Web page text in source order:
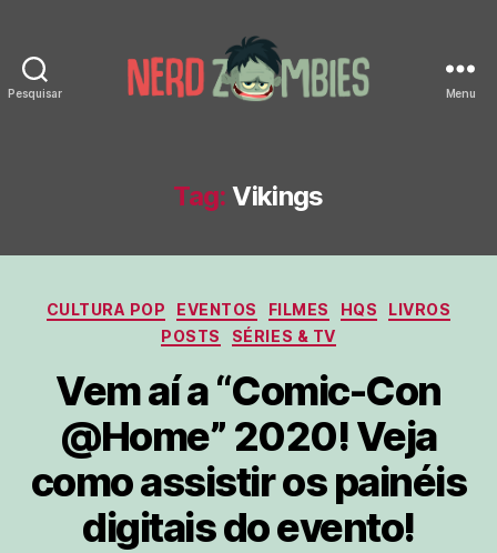
Pesquisar Menu
Tag: Vikings
Categorias
CULTURA POP EVENTOS FILMES HQS
LIVROS
POSTS
SÉRIES & TV
Vem aí a “Comic-Con
@Home” 2020! Veja
como assistir os painéis
digitais do evento!